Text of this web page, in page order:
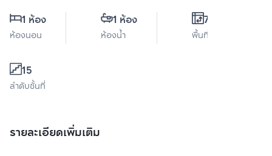
1 ห้อง
ห้องนอน
1 ห้อง
ห้องน้ำ
70 ตร.ม.
พื้นที่ใช้สอย
15
ลำดับชั้นที่
รายละเอียดเพิ่มเติม